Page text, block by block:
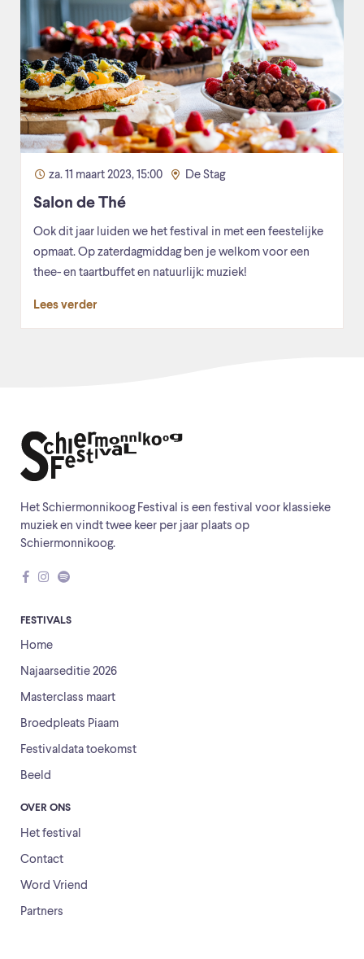
za. 11 maart 2023, 15:00 De Stag
Salon de Thé
Ook dit jaar luiden we het festival in met een feestelijke
opmaat. Op zaterdagmiddag ben je welkom voor een
thee- en taartbuffet en natuurlijk: muziek!
Lees verder
Het Schiermonnikoog Festival is een festival voor klassieke
muziek en vindt twee keer per jaar plaats op
Schiermonnikoog.
FESTIVALS
Home
Najaarseditie 2026
Masterclass maart
Broedpleats Piaam
Festivaldata toekomst
Beeld
OVER ONS
Het festival
Contact
Word Vriend
Partners